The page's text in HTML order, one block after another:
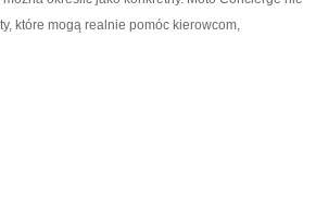
które mogą realnie pomóc kierowcom,